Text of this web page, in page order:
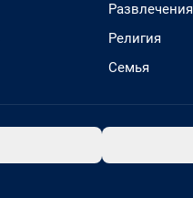
Развлечения
Религия
Семья